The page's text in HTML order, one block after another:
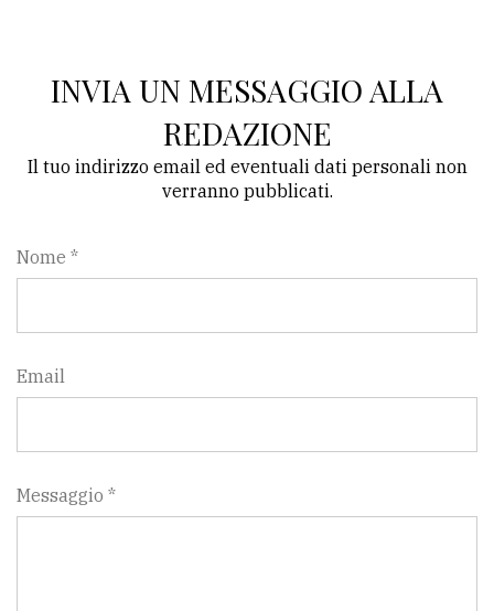
INVIA UN MESSAGGIO ALLA
REDAZIONE
Il tuo indirizzo email ed eventuali dati personali non
verranno pubblicati.
Nome *
Email
Messaggio *